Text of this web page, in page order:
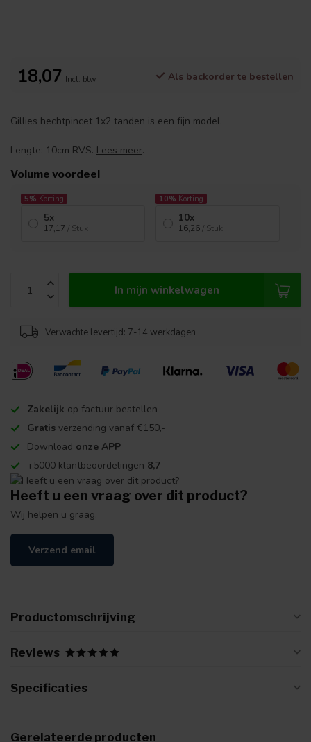
18,07 Incl. btw Als backorder te bestellen
Gillies hechtpincet 1x2 tanden is een fijn model.
Lengte: 10cm RVS. Lees meer.
Volume voordeel
5% Korting
5x
17,17 / Stuk
10% Korting
10x
16,26/ Stuk
In mijn winkelwagen
Verwachte levertijd: 7-14 werkdagen
Zakelijk op factuur bestellen
Gratis verzending vanaf €150,-
Download onze APP
+5000 klantbeoordelingen 8,7
Heeft u een vraag over dit product?
Wij helpen u graag.
Verzend email
Productomschrijving
Reviews
Specificaties
Gerelateerde producten